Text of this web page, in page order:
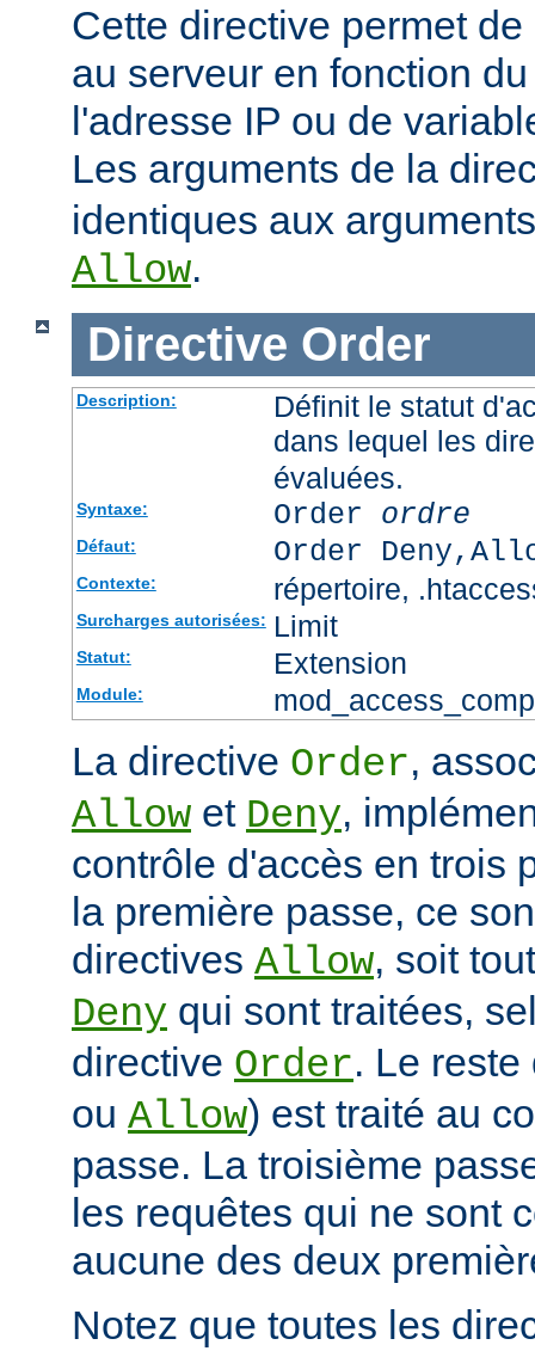
Cette directive permet
au serveur en fonction
l'adresse IP ou de
Les arguments de la
identiques aux
Allow.
Directive Order
Description:
Définit le statut
dans lequel les
évaluées.
Syntaxe: Order ordre
Défaut: Order
Contexte: répertoire,
Surcharges autorisées: Limit
Statut: Extension
Module:
La directive Order,
Allow et Deny,
contrôle d'accès en trois
la première passe, ce
directives Allow, soit
Deny qui sont traitées,
directive Order. Le
ou Allow) est traité au
passe. La troisième
les requêtes qui ne sont
aucune des deux
Notez que toutes les